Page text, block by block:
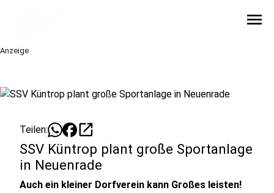
menu
Anzeige
Teilen: open_in_new
SSV Küntrop plant große Sportanlage
in Neuenrade
Auch ein kleiner Dorfverein kann Großes leisten!